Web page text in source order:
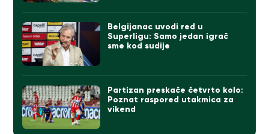
Belgijanac uvodi red u
Superligu: Samo jedan igrač
sme kod sudije
Partizan preskače četvrto kolo:
Poznat raspored utakmica za
vikend